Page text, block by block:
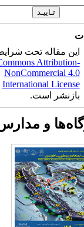
این مقاله تحت شرایط
Commons
NonCommercial
International
بازنشر است.
و مدارس